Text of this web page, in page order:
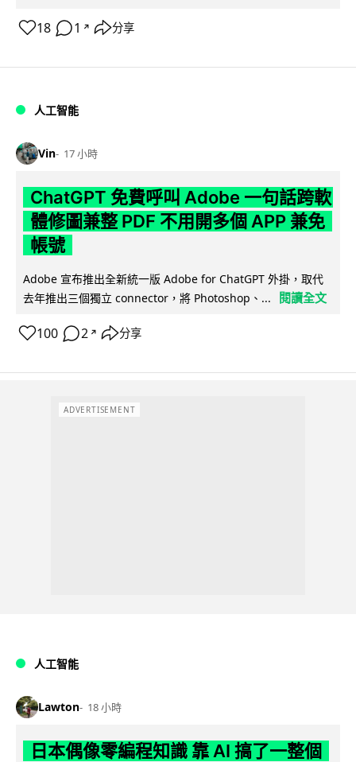
18 1 ↗ 分享
人工智能
Vin 17 小時
ChatGPT 免費呼叫 Adobe 一句話跨軟
體修圖兼整 PDF 不用開多個 APP 兼免
帳號
Adobe 宣布推出全新統一版 Adobe for ChatGPT 外掛，取代
去年推出三個獨立 connector，將 Photoshop、...
閱讀全文
100 2 ↗ 分享
ADVERTISEMENT
人工智能
Lawton 18 小時
日本偶像零編程知識 靠 AI 搞了一整個